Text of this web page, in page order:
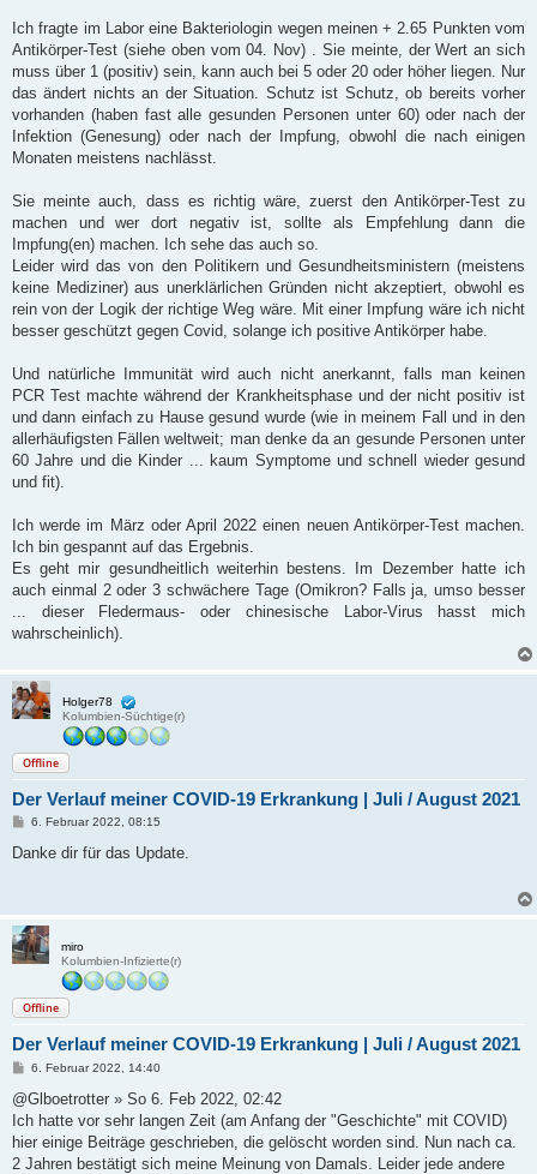
Ich fragte im Labor eine Bakteriologin wegen meinen + 2.65 Punkten vom
Antikörper-Test (siehe oben vom 04. Nov) . Sie meinte, der Wert an sich
muss über 1 (positiv) sein, kann auch bei 5 oder 20 oder höher liegen. Nur
das ändert nichts an der Situation. Schutz ist Schutz, ob bereits vorher
vorhanden (haben fast alle gesunden Personen unter 60) oder nach der
Infektion (Genesung) oder nach der Impfung, obwohl die nach einigen
Monaten meistens nachlässt.
Sie meinte auch, dass es richtig wäre, zuerst den Antikörper-Test zu
machen und wer dort negativ ist, sollte als Empfehlung dann die
Impfung(en) machen. Ich sehe das auch so.
Leider wird das von den Politikern und Gesundheitsministern (meistens
keine Mediziner) aus unerklärlichen Gründen nicht akzeptiert, obwohl es
rein von der Logik der richtige Weg wäre. Mit einer Impfung wäre ich nicht
besser geschützt gegen Covid, solange ich positive Antikörper habe.
Und natürliche Immunität wird auch nicht anerkannt, falls man keinen
PCR Test machte während der Krankheitsphase und der nicht positiv ist
und dann einfach zu Hause gesund wurde (wie in meinem Fall und in den
allerhäufigsten Fällen weltweit; man denke da an gesunde Personen unter
60 Jahre und die Kinder ... kaum Symptome und schnell wieder gesund
und fit).
Ich werde im März oder April 2022 einen neuen Antikörper-Test machen.
Ich bin gespannt auf das Ergebnis.
Es geht mir gesundheitlich weiterhin bestens. Im Dezember hatte ich
auch einmal 2 oder 3 schwächere Tage (Omikron? Falls ja, umso besser
... dieser Fledermaus- oder chinesische Labor-Virus hasst mich
wahrscheinlich).
Holger78
Kolumbien-Süchtige(r)
Offline
Der Verlauf meiner COVID-19 Erkrankung | Juli / August 2021
B
i
6. Februar 2022, 08:15
Danke dir für das Update.
miro
Kolumbien-Infizierte(r)
Offline
Der Verlauf meiner COVID-19 Erkrankung | Juli / August 2021
B
i
r
a
6. Februar 2022, 14:40
@Glboetrotter » So 6. Feb 2022, 02:42
Ich hatte vor sehr langen Zeit (am Anfang der "Geschichte" mit COVID)
hier einige Beiträge geschrieben, die gelöscht worden sind. Nun nach ca.
2 Jahren bestätigt sich meine Meinung von Damals. Leider jede andere